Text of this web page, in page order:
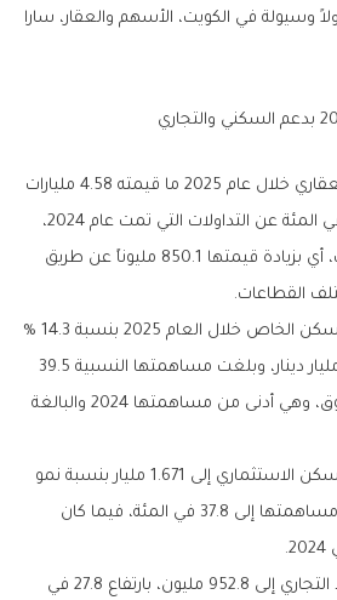
وبلغت تداولات القطاع العقاري خلال عام 2025 ما قيمته 4.58 مليارات
دينار، بارتفاع نسبته 22.7 في المئة عن التداولات التي تمت عام 2024،
وبلغت حينها 3.73 مليارات، أي بزيادة قيمتها 850.1 مليوناً عن طريق
وارتفعت سيولة نشاط السكن الخاص خلال العام 2025 بنسبة 14.3 %
، حيث بلغ حجمها 1.748 مليار دينار، وبلغت مساهمتها النسبية 39.5
في المئة من سيولة السوق، وهي أدنى من مساهمتها 2024 والبالغة
وارتفعت سيولة نشاط السكن الاستثماري إلى 1.671 مليار بنسبة نمو
38.1 في المئة، مع ارتفاع مساهمتها إلى 37.8 في المئة، فيما كان
وصعدت تداولات النشاط التجاري إلى 952.8 مليون، بارتفاع 27.8 في